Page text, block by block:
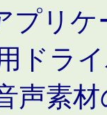
プリ
ドラ
声素